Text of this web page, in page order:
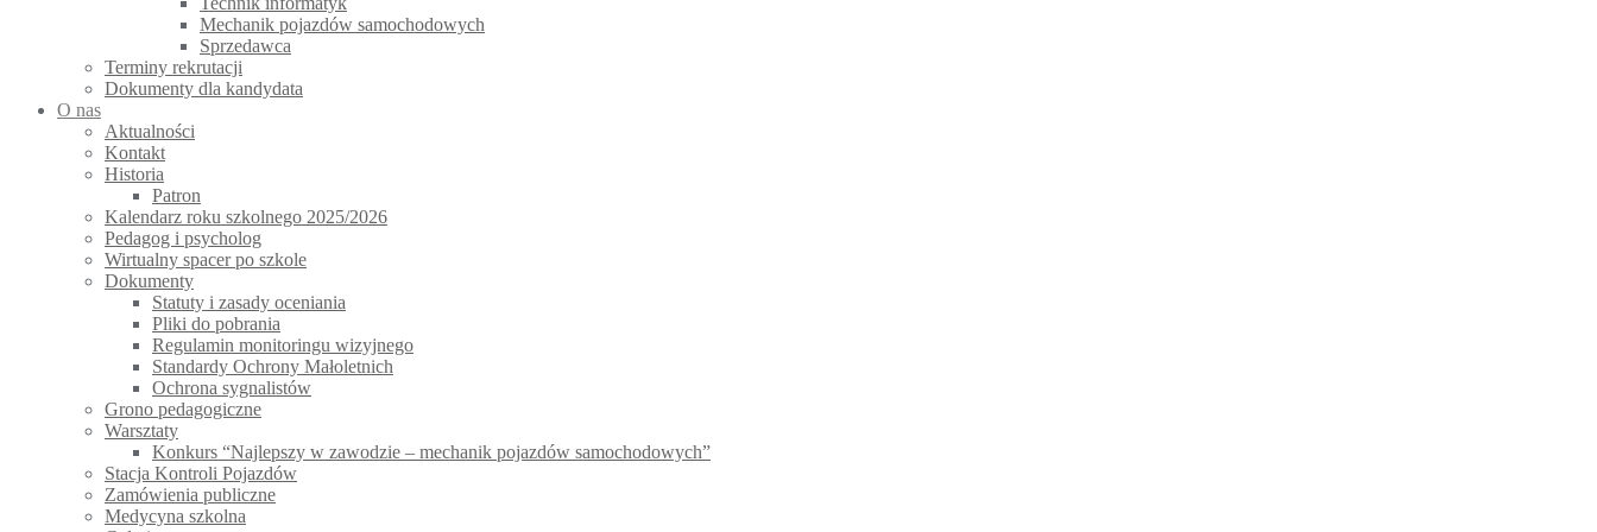
Mechanik pojazdów samochodowych
Sprzedawca
Terminy rekrutacji
Dokumenty dla kandydata
O nas
Aktualności
Kontakt
Historia
Patron
Kalendarz roku szkolnego 2025/2026
Pedagog i psycholog
Wirtualny spacer po szkole
Dokumenty
Statuty i zasady oceniania
Pliki do pobrania
Regulamin monitoringu wizyjnego
Standardy Ochrony Małoletnich
Ochrona sygnalistów
Grono pedagogiczne
Warsztaty
Konkurs “Najlepszy w zawodzie – mechanik pojazdów samochodowych”
Stacja Kontroli Pojazdów
Zamówienia publiczne
Medycyna szkolna